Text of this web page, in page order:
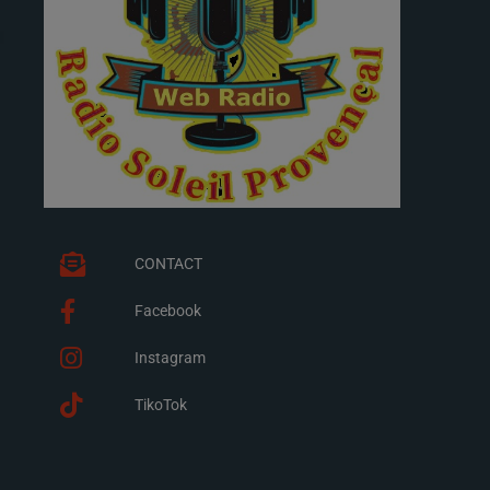
CONTACT
Facebook
Instagram
TikoTok